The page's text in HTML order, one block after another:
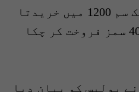
شناختی کارڈ تھا ایک سم 1200 میں خریدتا
تھا اور اسے اب تک 400 سمز فروخت کر چکا
پولیس کو بیان دیا